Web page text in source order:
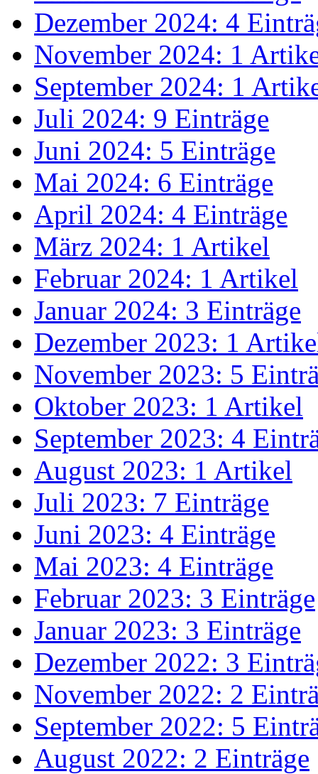
Dezember 2024: 4
November 2024: 1
September 2024: 1
Juli 2024: 9 Einträge
Juni 2024: 5 Einträge
Mai 2024: 6 Einträge
April 2024: 4 Einträge
März 2024: 1 Artikel
Februar 2024: 1 Artikel
Januar 2024: 3 Einträge
Dezember 2023: 1
November 2023: 5
Oktober 2023: 1 Artikel
September 2023: 4
August 2023: 1 Artikel
Juli 2023: 7 Einträge
Juni 2023: 4 Einträge
Mai 2023: 4 Einträge
Februar 2023: 3 Einträge
Januar 2023: 3 Einträge
Dezember 2022: 3
November 2022: 2
September 2022: 5
August 2022: 2 Einträge